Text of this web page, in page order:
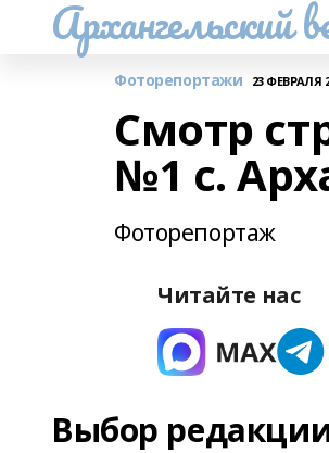
Архангельский
Фоторепортажи 23 ФЕВРАЛЯ
Смотр
№1 с.
Фоторепортаж
Читайте нас
Выбор